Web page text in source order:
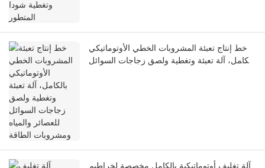
خط إنتاج تعبئة المشروبات الخطي الأوتوماتيكي
بالكامل، آلة تعبئة وتغطية ولصق زجاجات السوائل
آلة تغليف أوتوماتيكية بالكامل مخصصة لخراطيم